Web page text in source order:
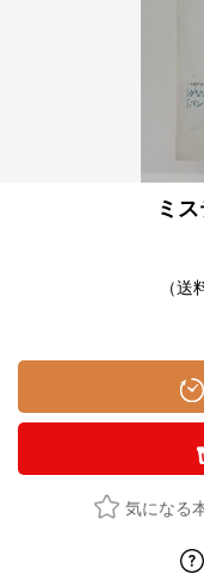
ミ
（送
気になる